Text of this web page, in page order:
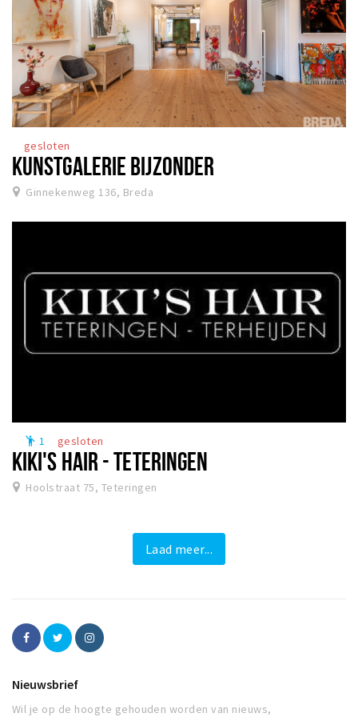
gesloten
KUNSTGALERIE BIJZONDER
Ginnekenweg 136, Breda
emoji_people 1 gesloten
KIKI'S HAIR - TETERINGEN
Hoolstraat 75, Teteringen
Laad meer...
Nieuwsbrief
Wil je op de hoogte gehouden worden van nieuws,